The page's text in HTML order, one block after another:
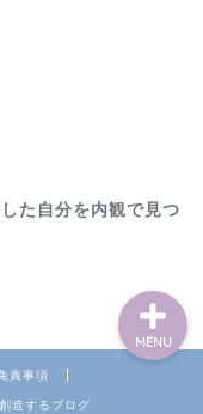
た自分を内観で見つ
責事項
造するブログ
MENU
れそう…
じゃ終わ